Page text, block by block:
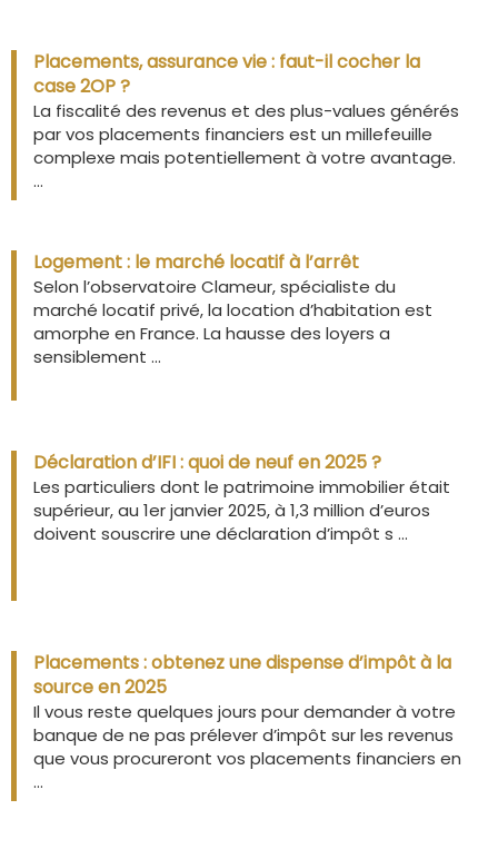
Placements, assurance vie : faut-il cocher la
case 2OP ?
La fiscalité des revenus et des plus-values générés
par vos placements financiers est un millefeuille
complexe mais potentiellement à votre avantage.
...
Logement : le marché locatif à l’arrêt
Selon l’observatoire Clameur, spécialiste du
marché locatif privé, la location d’habitation est
amorphe en France. La hausse des loyers a
sensiblement ...
Déclaration d’IFI : quoi de neuf en 2025 ?
Les particuliers dont le patrimoine immobilier était
supérieur, au 1er janvier 2025, à 1,3 million d’euros
doivent souscrire une déclaration d’impôt s ...
Placements : obtenez une dispense d’impôt à la
source en 2025
Il vous reste quelques jours pour demander à votre
banque de ne pas prélever d’impôt sur les revenus
que vous procureront vos placements financiers en
...